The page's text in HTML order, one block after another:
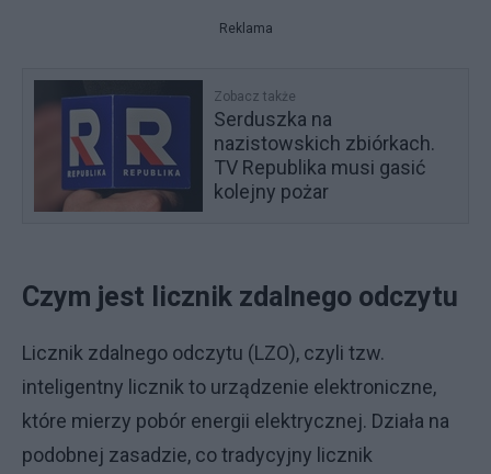
Reklama
Zobacz także
Serduszka na
nazistowskich zbiórkach.
TV Republika musi gasić
kolejny pożar
Czym jest licznik zdalnego odczytu
Licznik zdalnego odczytu (LZO), czyli tzw.
inteligentny licznik to urządzenie elektroniczne,
które mierzy pobór energii elektrycznej. Działa na
podobnej zasadzie, co tradycyjny licznik